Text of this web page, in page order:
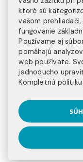
FORMULÁR DS
Získaš formulár
ambasáde.
POHOVOR NA
Pohovorom na
Kúpa letenky,
ktoré sú
vašom
fungovanie
Používame aj
pomáhajú
web používate.
jednoducho
Kompletnú politiku